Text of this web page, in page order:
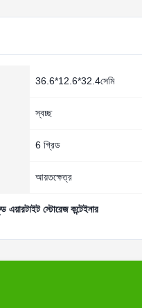
36.6*12.6*32.4সেমি
স্বচ্ছ
6 গ্রিড
আয়তক্ষেত্র
এয়ারটাইট স্টোরেজ কন্টেইনার